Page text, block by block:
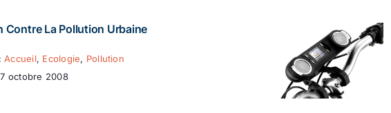
Contre La Pollution Urbaine
Accueil, Ecologie, Pollution
octobre 2008